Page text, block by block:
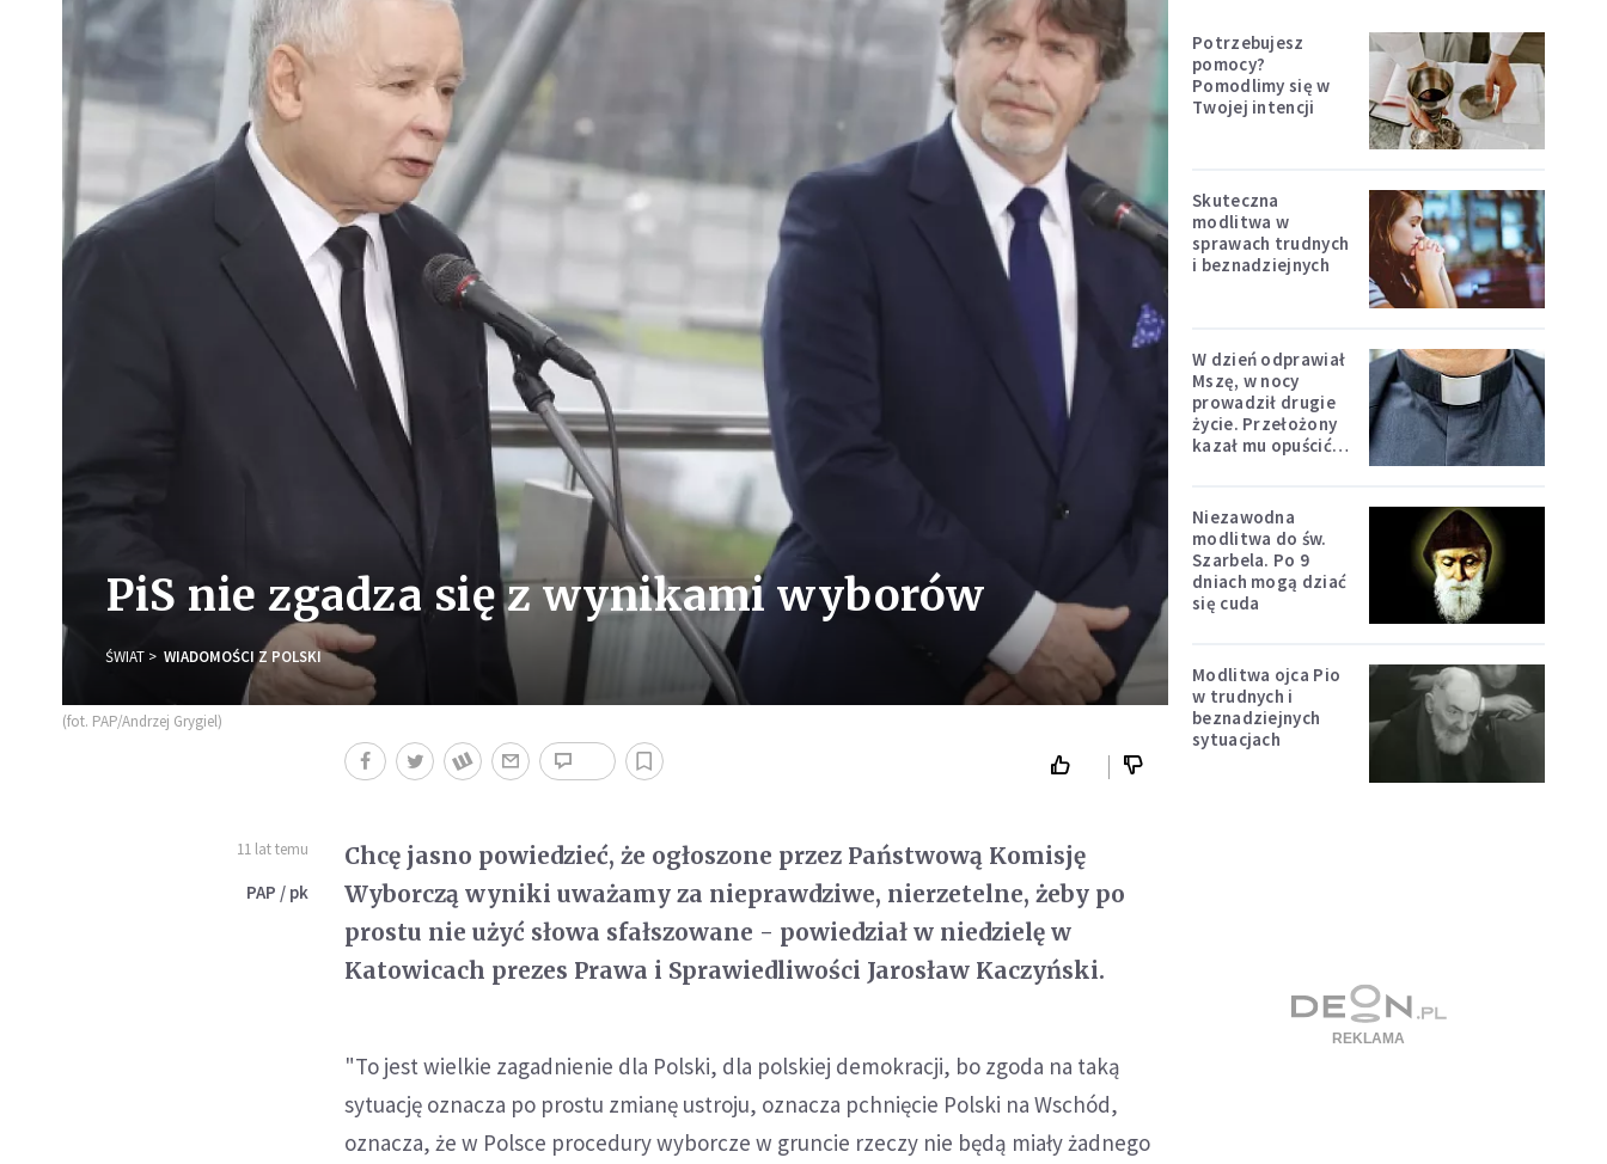
PiS nie zgadza się z wynikami wyborów
ŚWIAT WIADOMOŚCI Z POLSKI
(fot. PAP/Andrzej Grygiel)
11 lat temu
PAP / pk
Chcę jasno powiedzieć, że ogłoszone przez Państwową Komisję
Wyborczą wyniki uważamy za nieprawdziwe, nierzetelne, żeby po
prostu nie użyć słowa sfałszowane - powiedział w niedzielę w
Katowicach prezes Prawa i Sprawiedliwości Jarosław Kaczyński.
"To jest wielkie zagadnienie dla Polski, dla polskiej demokracji, bo zgoda na taką
sytuację oznacza po prostu zmianę ustroju, oznacza pchnięcie Polski na Wschód,
oznacza, że w Polsce procedury wyborcze w gruncie rzeczy nie będą miały żadnego
Potrzebujesz
pomocy?
Pomodlimy się w
Twojej intencji
Skuteczna
modlitwa w
sprawach trudnych
i beznadziejnych
W dzień odprawiał
Mszę, w nocy
prowadził drugie
życie. Przełożony
kazał mu opuścić
Niezawodna
modlitwa do św.
Szarbela. Po 9
dniach mogą dziać
się cuda
Modlitwa ojca Pio
w trudnych i
beznadziejnych
sytuacjach